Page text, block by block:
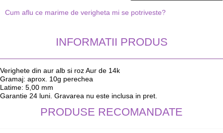
Cum aflu ce marime de verigheta mi se potriveste?
INFORMATII PRODUS
Verighete din aur alb si roz Aur de 14k
Gramaj: aprox. 10g perechea
Latime: 5,00 mm
Garantie 24 luni. Gravarea nu este inclusa in pret.
PRODUSE RECOMANDATE